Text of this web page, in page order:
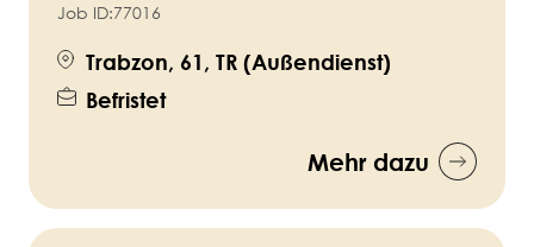
Job ID:77016
Trabzon, 61, TR (Außendienst)
Befristet
Mehr dazu